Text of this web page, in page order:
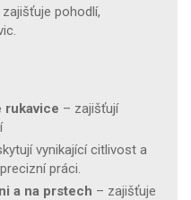
pohodlí,
rukavice – zajišťují
vynikající citlivost a
práci.
a na prstech – zajišťuje